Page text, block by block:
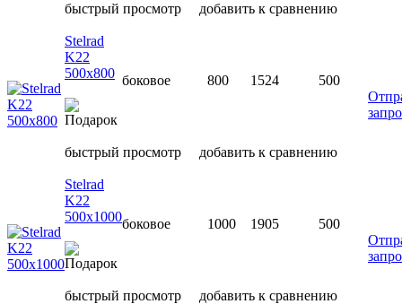
быстрый просмотр добавить к сравнению
Stelrad
K22
500х800 боковое 800 1524
500
быстрый просмотр добавить к сравнению
Stelrad
K22
500х1000боковое 1000 1905
500
быстрый просмотр добавить к сравнению